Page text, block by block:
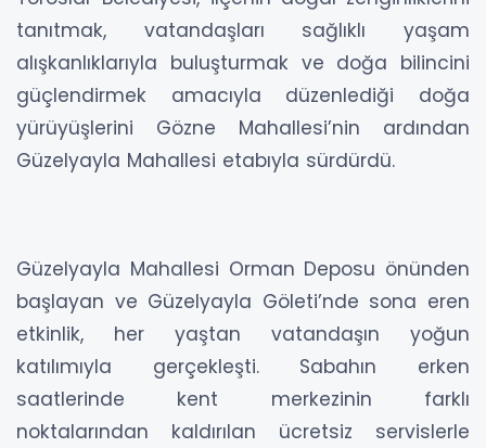
tanıtmak, vatandaşları sağlıklı yaşam
alışkanlıklarıyla buluşturmak ve doğa bilincini
güçlendirmek amacıyla düzenlediği doğa
yürüyüşlerini Gözne Mahallesi’nin ardından
Güzelyayla Mahallesi etabıyla sürdürdü.
Güzelyayla Mahallesi Orman Deposu önünden
başlayan ve Güzelyayla Göleti’nde sona eren
etkinlik, her yaştan vatandaşın yoğun
katılımıyla gerçekleşti. Sabahın erken
saatlerinde kent merkezinin farklı
noktalarından kaldırılan ücretsiz servislerle